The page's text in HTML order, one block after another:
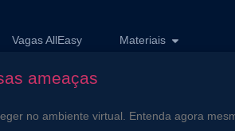
Vagas AllEasy Materiais
ameaças
no ambiente virtual. Entenda agora